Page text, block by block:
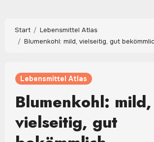
Start
Lebensmittel Atlas
Blumenkohl: mild, vielseitig, gut
Lebensmittel Atlas
Blumenkohl: mild,
vielseitig, gut